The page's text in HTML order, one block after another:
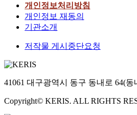
개인정보처리방침
개인정보 재동의
기관소개
저작물 게시중단요청
41061 대구광역시 동구 동내로 64(동
Copyright© KERIS. ALL RIGHTS